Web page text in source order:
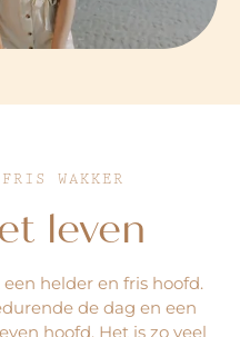
WAKKER
leven
helder en fris hoofd.
de dag en een
hoofd. Het is zo veel